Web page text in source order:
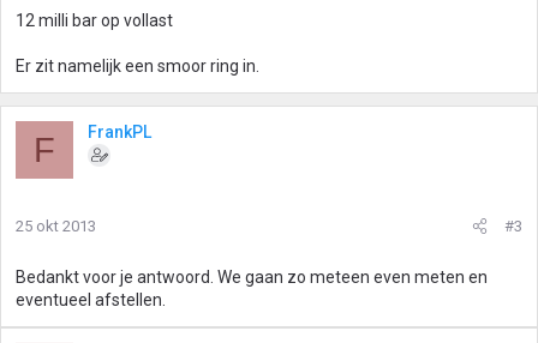
12 milli bar op vollast
Er zit namelijk een smoor ring in.
F FrankPL
25 okt 2013 #3
Bedankt voor je antwoord. We gaan zo meteen even meten en
eventueel afstellen.